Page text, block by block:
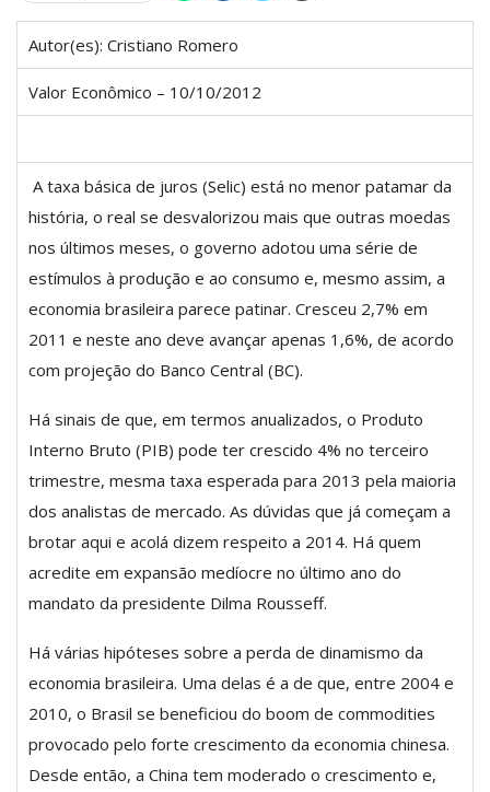
Autor(es): Cristiano Romero
Valor Econômico – 10/10/2012
A taxa básica de juros (Selic) está no menor patamar da
história, o real se desvalorizou mais que outras moedas
nos últimos meses, o governo adotou uma série de
estímulos à produção e ao consumo e, mesmo assim, a
economia brasileira parece patinar. Cresceu 2,7% em
2011 e neste ano deve avançar apenas 1,6%, de acordo
com projeção do Banco Central (BC).
Há sinais de que, em termos anualizados, o Produto
Interno Bruto (PIB) pode ter crescido 4% no terceiro
trimestre, mesma taxa esperada para 2013 pela maioria
dos analistas de mercado. As dúvidas que já começam a
brotar aqui e acolá dizem respeito a 2014. Há quem
acredite em expansão medíocre no último ano do
mandato da presidente Dilma Rousseff.
Há várias hipóteses sobre a perda de dinamismo da
economia brasileira. Uma delas é a de que, entre 2004 e
2010, o Brasil se beneficiou do boom de commodities
provocado pelo forte crescimento da economia chinesa.
Desde então, a China tem moderado o crescimento e,